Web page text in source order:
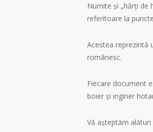
Numite și „hărți de
referitoare la
Acestea reprezintă
românesc.
Fiecare document
boier și inginer
Vă așteptăm alături